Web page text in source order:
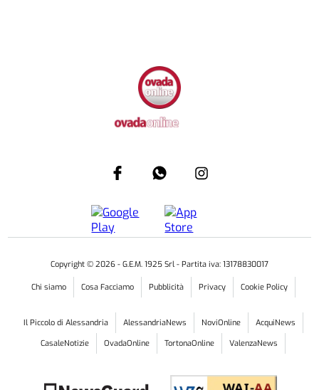
Copyright © 2026 - G.E.M. 1925 Srl - Partita iva: 13178830017
Chi siamo Cosa Facciamo Pubblicità Privacy Cookie Policy
Il Piccolo di Alessandria AlessandriaNews NoviOnline
AcquiNews
CasaleNotizie
OvadaOnline TortonaOnline ValenzaNews